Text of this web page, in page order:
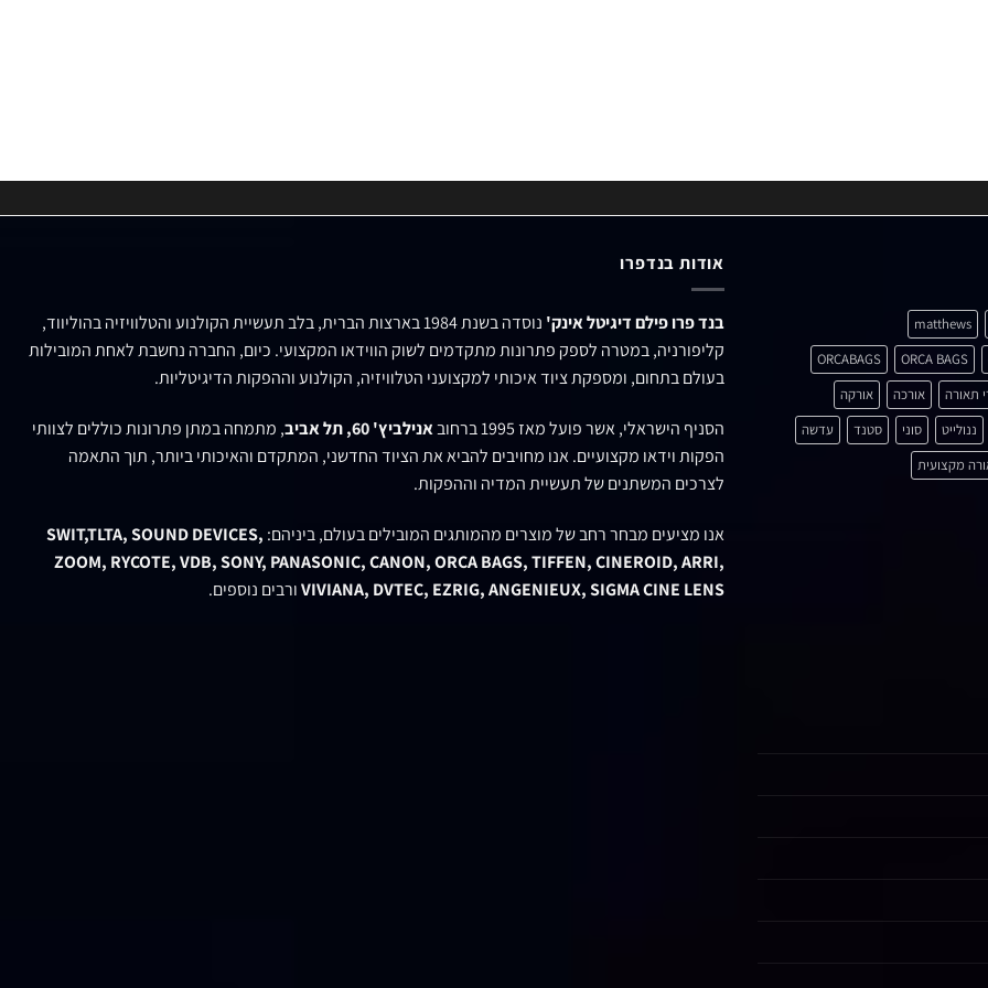
matthews
ORCA BAGS
ORCABAGS
תאורה אורכה
אורקה
ננולייט סוני סטנד
עדשה
מקצועית
אודות בנדפרו
בנד פרו פילם דיגיטל אינק'
נוסדה בשנת 1984 בארצות הברית, בלב תעשיית הקולנוע והטלוויזיה בהוליווד,
קליפורניה, במטרה לספק פתרונות מתקדמים לשוק הווידאו המקצועי. כיום, החברה נחשבת לאחת המובילות
בעולם בתחום, ומספקת ציוד איכותי למקצועני הטלוויזיה, הקולנוע וההפקות הדיגיטליות.
הסניף הישראלי, אשר פועל מאז 1995 ברחוב אנילביץ' 60, תל אביב
, מתמחה במתן פתרונות כוללים לצוותי
הפקות וידאו מקצועיים. אנו מחויבים להביא את הציוד החדשני, המתקדם והאיכותי ביותר, תוך התאמה
לצרכים המשתנים של תעשיית המדיה וההפקות.
אנו מציעים מבחר רחב של מוצרים מהמותגים המובילים בעולם, ביניהם: SWIT,TLTA, SOUND DEVICES,
ZOOM, RYCOTE, VDB, SONY, PANASONIC, CANON, ORCA BAGS, TIFFEN, CINEROID, ARRI,
VIVIANA, DVTEC, EZRIG, ANGENIEUX, SIGMA CINE LENSורבים נוספים.